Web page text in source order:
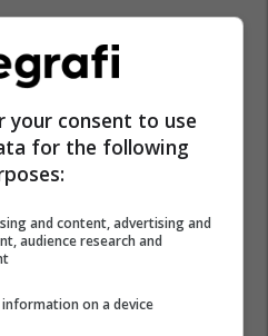
your consent to use
for the following
and content, advertising and
audience research and
on a device